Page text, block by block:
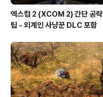
엑스컴 2 (XCOM 2) 간단 공략
팁 - 외계인 사냥꾼 DLC 포함